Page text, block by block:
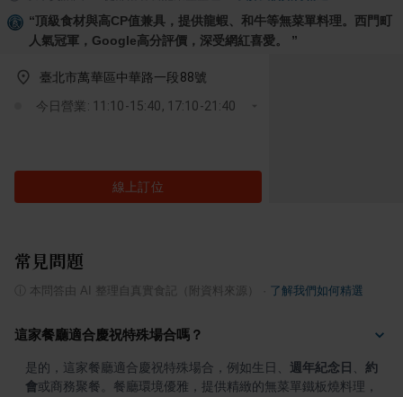
“頂級食材與高CP值兼具，提供龍蝦、和牛等無菜單料理。西門町
人氣冠軍，Google高分評價，深受網紅喜愛。 ”
臺北市萬華區中華路一段88號
今日營業: 11:10-15:40, 17:10-21:40
線上訂位
常見問題
本問答由 AI 整理自真實食記（附資料來源） 了解我們如何精選
這家餐廳適合慶祝特殊場合嗎？
是的，這家餐廳適合慶祝特殊場合，例如生日、 週年紀念日
約
會或商務聚餐。餐廳環境優雅，提供精緻的無菜單鐵板燒料理，